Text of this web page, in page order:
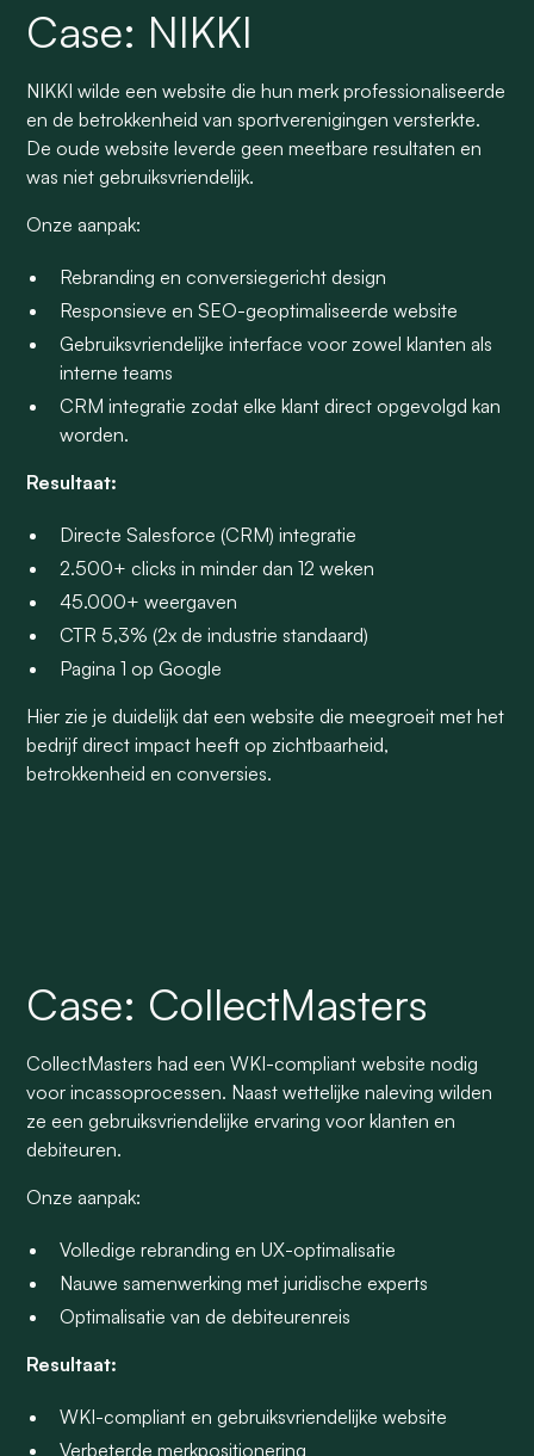
Case: NIKKI
NIKKI wilde een website die hun merk professionaliseerde
en de betrokkenheid van sportverenigingen versterkte.
De oude website leverde geen meetbare resultaten en
was niet gebruiksvriendelijk.
Onze aanpak:
Rebranding en conversiegericht design
Responsieve en SEO-geoptimaliseerde website
Gebruiksvriendelijke interface voor zowel klanten als
interne teams
CRM integratie zodat elke klant direct opgevolgd kan
worden.
Resultaat:
Directe Salesforce (CRM) integratie
2.500+ clicks in minder dan 12 weken
45.000+ weergaven
CTR 5,3% (2x de industrie standaard)
Pagina 1 op Google
Hier zie je duidelijk dat een website die meegroeit met het
bedrijf direct impact heeft op zichtbaarheid,
betrokkenheid en conversies.
Case: CollectMasters
CollectMasters had een WKI-compliant website nodig
voor incassoprocessen. Naast wettelijke naleving wilden
ze een gebruiksvriendelijke ervaring voor klanten en
debiteuren.
Onze aanpak:
Volledige rebranding en UX-optimalisatie
Nauwe samenwerking met juridische experts
Optimalisatie van de debiteurenreis
Resultaat:
WKI-compliant en gebruiksvriendelijke website
Verbeterde merkpositionering